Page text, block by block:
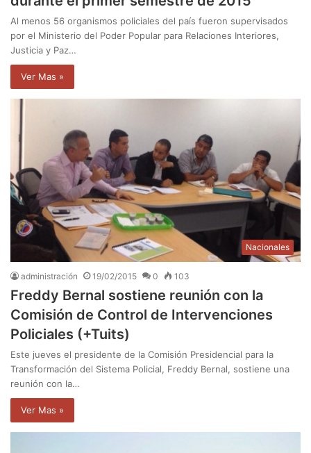
Al menos 56 organismos policiales del país fueron supervisados
por el Ministerio del Poder Popular para Relaciones Interiores,
Justicia y Paz…
Ver Mas »
Nacionales
administración 19/02/2015 0 103
Freddy Bernal sostiene reunión con la
Comisión de Control de Intervenciones
Policiales (+Tuits)
Este jueves el presidente de la Comisión Presidencial para la
Transformación del Sistema Policial, Freddy Bernal, sostiene una
reunión con la…
Ver Mas »